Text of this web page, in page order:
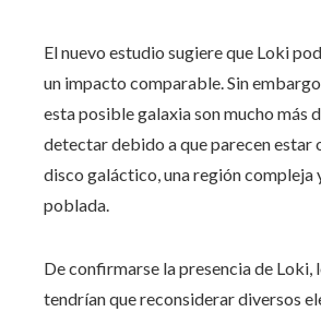
El nuevo estudio sugiere que Loki
un impacto comparable. Sin
esta posible galaxia son mucho más
detectar debido a que parecen estar
disco galáctico, una región compleja
poblada.
De confirmarse la presencia de Loki,
tendrían que reconsiderar diversos